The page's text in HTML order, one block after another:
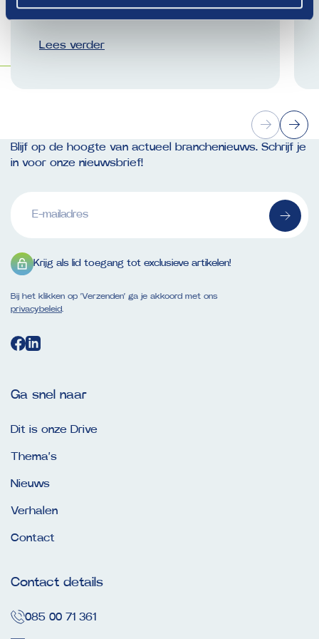
geen vertrouwenspersoon?
Lees verder
Blijf op de hoogte van actueel branchenieuws. Schrijf je
in voor onze nieuwsbrief!
mailadres
Krijg als lid toegang tot exclusieve artikelen!
Bij het klikken op ‘Verzenden’ ga je akkoord met ons
privacybeleid
Ga snel naar
Dit is onze Drive
Thema’s
Nieuws
Verhalen
Contact
Contact details
085 00 71 361